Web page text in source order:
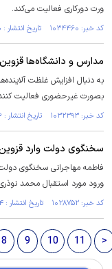
‌ورت دورکاری فعالیت می‌کند.
کد خبر: ۱۰۳۴۴۶۰ تاریخ انتشار : ۱۴۰۴/۱۰/۳۰
مدارس و دانشگاه‌ها
به دنبال افزایش غلظت
بصورت غیرحضوری فعالیت
کد خبر: ۱۰۳۲۳۹۳ تاریخ انتشار : ۱۴۰۴/۱۰/۱۶
سخنگوی دولت وارد
ورود مورد استقبال محمد
کد خبر: ۱۰۲۸۷۵۲ تاریخ انتشار : ۱۴۰۴/۰۹/۲۴
8 9 10 11 >